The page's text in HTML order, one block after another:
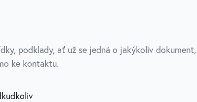
podklady, ať už se jedná o jakýkoliv dokument,
ke kontaktu.